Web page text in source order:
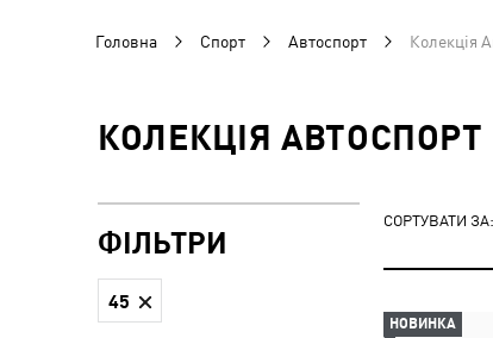
Головна Спорт Автоспорт Колекція
КОЛЕКЦІЯ АВТОСПОРТ
СОРТУВАТИ ЗА:
НОВИНКА
ФІЛЬТРИ
45